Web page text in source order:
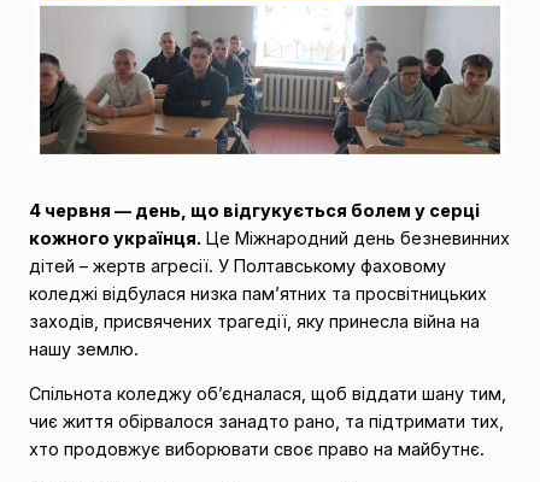
4 червня — день, що відгукується болем у серці
кожного українця. Це Міжнародний день безневинних
дітей – жертв агресії. У Полтавському фаховому
коледжі відбулася низка пам’ятних та просвітницьких
заходів, присвячених трагедії, яку принесла війна на
нашу землю.
Спільнота коледжу об’єдналася, щоб віддати шану тим,
чиє життя обірвалося занадто рано, та підтримати тих,
хто продовжує виборювати своє право на майбутнє.